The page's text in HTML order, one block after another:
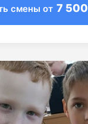
смены от 7 500